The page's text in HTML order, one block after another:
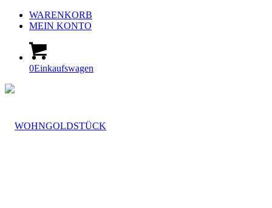
WARENKORB
MEIN KONTO
0Einkaufswagen